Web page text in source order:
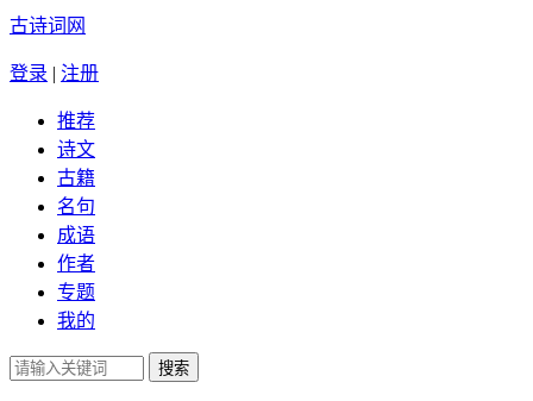
古诗词网
登录 | 注册
推荐
诗文
古籍
名句
成语
作者
专题
我的